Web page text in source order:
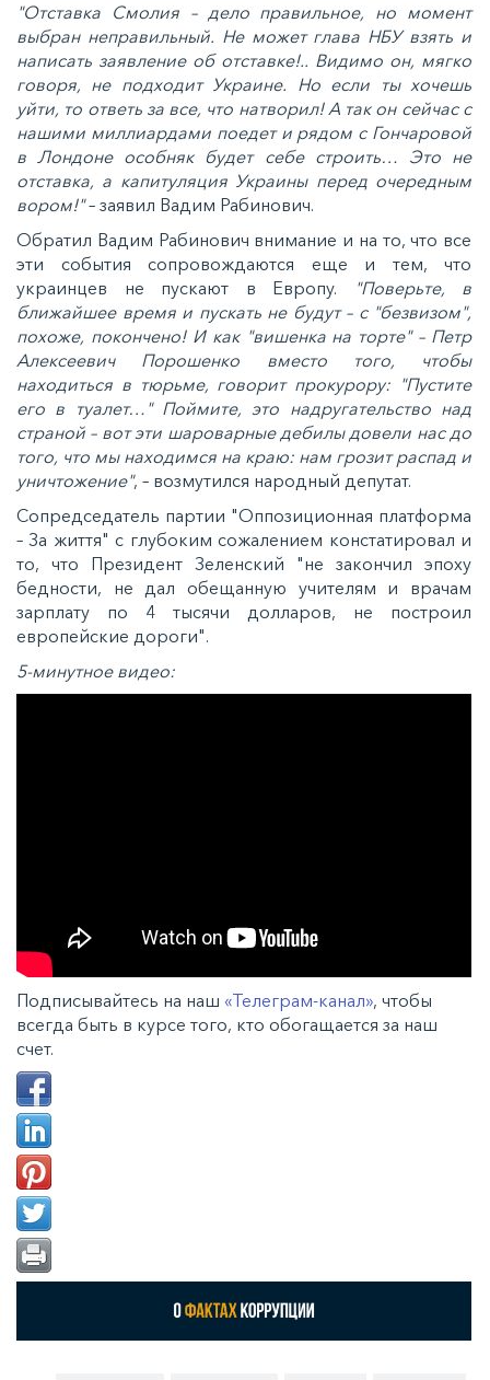
"Отставка Смолия – дело правильное, но момент
выбран неправильный. Не может глава НБУ взять и
написать заявление об отставке!.. Видимо он, мягко
говоря, не подходит Украине. Но если ты хочешь
уйти, то ответь за все, что натворил! А так он сейчас с
нашими миллиардами поедет и рядом с Гончаровой
в Лондоне особняк будет себе строить… Это не
отставка, а капитуляция Украины перед очередным
вором!"– заявил Вадим Рабинович.
Обратил Вадим Рабинович внимание и на то, что все
эти события сопровождаются еще и тем, что
украинцев не пускают в Европу.
"Поверьте, в
ближайшее время и пускать не будут – с "безвизом",
похоже, покончено! И как "вишенка на торте" – Петр
Алексеевич Порошенко вместо того, чтобы
находиться в тюрьме, говорит прокурору: "Пустите
его в туалет…" Поймите, это надругательство над
страной – вот эти шароварные дебилы довели нас до
того, что мы находимся на краю: нам грозит распад и
уничтожение", – возмутился народный депутат.
Сопредседатель партии "Оппозиционная платформа
– За життя" с глубоким сожалением констатировал и
то, что Президент Зеленский "не закончил эпоху
бедности, не дал обещанную учителям и врачам
зарплату по 4 тысячи долларов, не построил
европейские дороги".
5-минутное видео:
Подписывайтесь на наш «Телеграм-канал», чтобы
всегда быть в курсе того, кто обогащается за наш
счет.